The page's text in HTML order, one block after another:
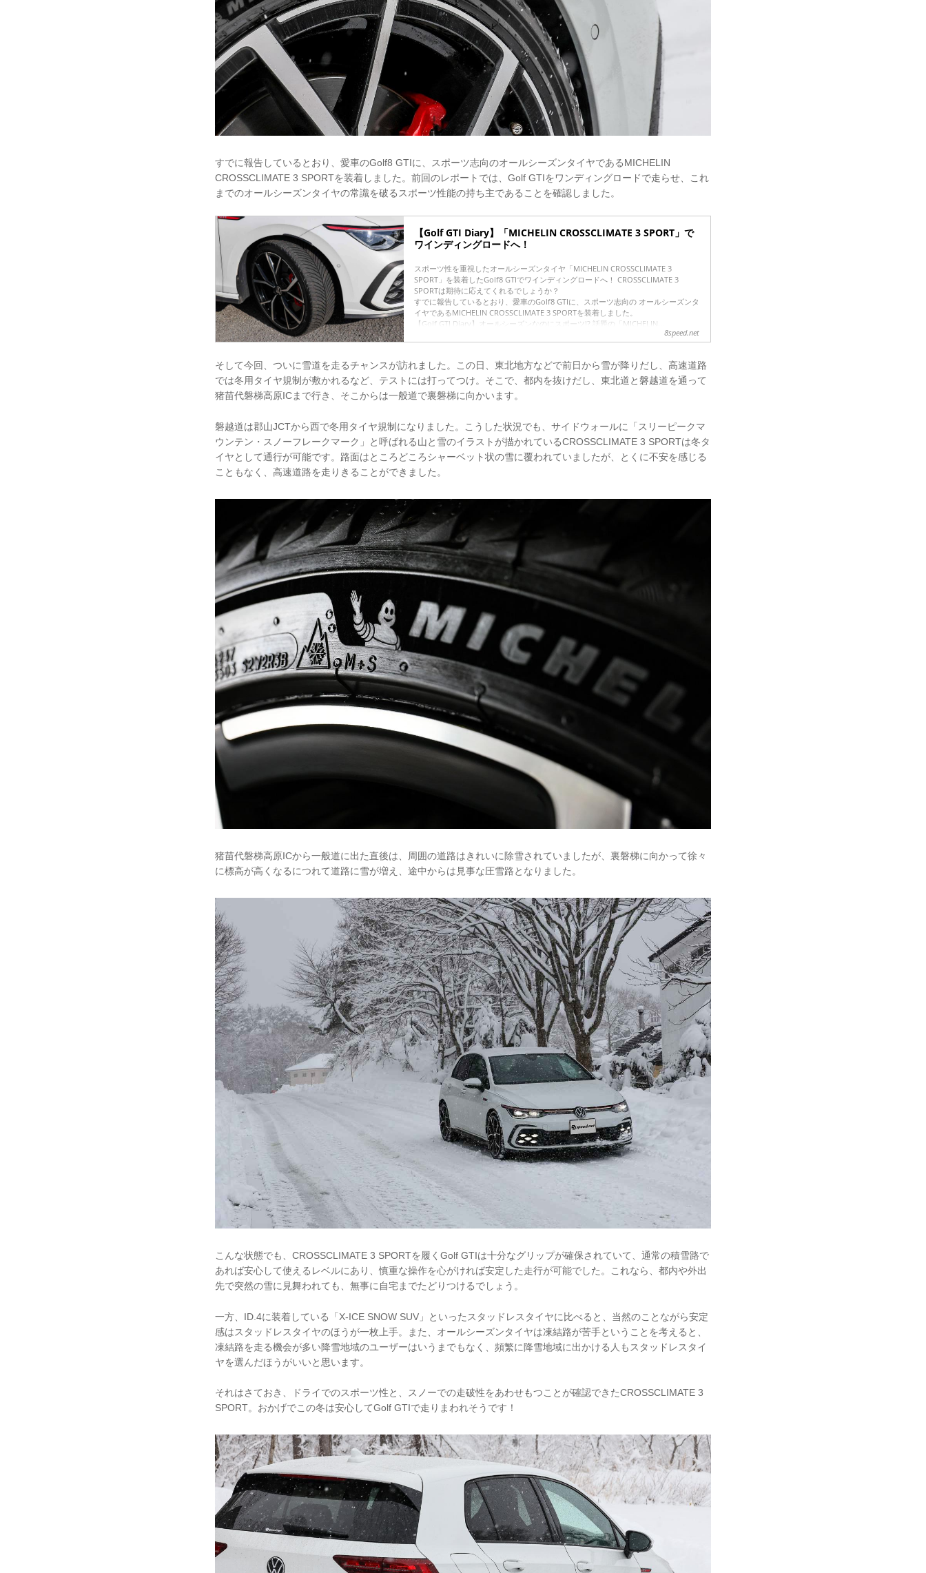
すでに報告しているとおり、愛車のGolf8 GTIに、スポーツ志向のオールシーズンタイヤであるMICHELIN
CROSSCLIMATE 3 SPORTを装着しました。前回のレポートでは、Golf GTIをワンディングロードで走らせ、これ
までのオールシーズンタイヤの常識を破るスポーツ性能の持ち主であることを確認しました。
【Golf GTI Diary】「MICHELIN CROSSCLIMATE 3 SPORT」で
ワインディングロードへ！
スポーツ性を重視したオールシーズンタイヤ「MICHELIN CROSSCLIMATE 3
SPORT」を装着したGolf8 GTIでワインディングロードへ！ CROSSCLIMATE 3
SPORTは期待に応えてくれるでしょうか？
すでに報告しているとおり、愛車のGolf8 GTIに、スポーツ志向の オールシーズンタ
イヤであるMICHELIN CROSSCLIMATE 3 SPORTを装着しました。
【Golf GTI Diary】オールシーズンなのにスポーツ!? 話題の「MICHELIN...
8speed.net
そして今回、ついに雪道を走るチャンスが訪れました。この日、東北地方などで前日から雪が降りだし、高速道路
では冬用タイヤ規制が敷かれるなど、テストには打ってつけ。そこで、都内を抜けだし、東北道と磐越道を通って
猪苗代磐梯高原ICまで行き、そこからは一般道で裏磐梯に向かいます。
磐越道は郡山JCTから西で冬用タイヤ規制になりました。こうした状況でも、サイドウォールに「スリーピークマ
ウンテン・スノーフレークマーク」と呼ばれる山と雪のイラストが描かれているCROSSCLIMATE 3 SPORTは冬タ
イヤとして通行が可能です。路面はところどころシャーベット状の雪に覆われていましたが、とくに不安を感じる
こともなく、高速道路を走りきることができました。
猪苗代磐梯高原ICから一般道に出た直後は、周囲の道路はきれいに除雪されていましたが、裏磐梯に向かって徐々
に標高が高くなるにつれて道路に雪が増え、途中からは見事な圧雪路となりました。
こんな状態でも、CROSSCLIMATE 3 SPORTを履くGolf GTIは十分なグリップが確保されていて、通常の積雪路で
あれば安心して使えるレベルにあり、慎重な操作を心がければ安定した走行が可能でした。これなら、都内や外出
先で突然の雪に見舞われても、無事に自宅までたどりつけるでしょう。
一方、ID.4に装着している「X-ICE SNOW SUV」といったスタッドレスタイヤに比べると、当然のことながら安定
感はスタッドレスタイヤのほうが一枚上手。また、オールシーズンタイヤは凍結路が苦手ということを考えると、
凍結路を走る機会が多い降雪地域のユーザーはいうまでもなく、頻繁に降雪地域に出かける人もスタッドレスタイ
ヤを選んだほうがいいと思います。
それはさておき、ドライでのスポーツ性と、スノーでの走破性をあわせもつことが確認できたCROSSCLIMATE 3
SPORT。おかげでこの冬は安心してGolf GTIで走りまわれそうです！